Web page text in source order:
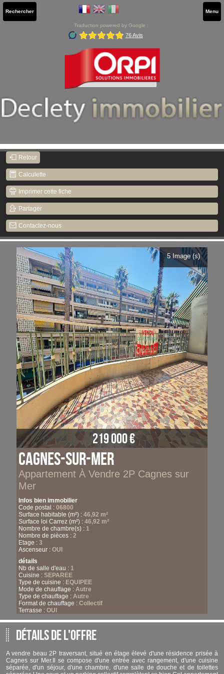
Traduction powered by Google :
Menu
Rechercher
Retour
Calculette
Imprimer cette fiche
Partager
Contactez-nous
5 Image (s)
219 000 €
Cagnes-sur-Mer
Appartement À Vendre 2P Cagnes sur
Mer
Infos bien immobilier
Code postal :06800
Surface habitable (m²) :46,92 m²
Surface loi Carrez (m²) :46,92 m²
Nombre de chambre(s) : 1
Nombre de pièces :2
Etage :3
Ascenseur :OUI
détails
Nb de salle d'eau : 1
Cuisine :SEPAREE
Type de cuisine : EQUIPEE
Mode de chauffage :Autre
Type de chauffage :Autre
Format de chauffage :Collectif
Terrasse :OUI
Année de construction :1975
Informations de copropriété
nombre de lots :43
Infos Financières
Prix de vente honoraires TTC inclus :219 000 €
Détails de l'offre
A vendre beau 2P traversant, situé en étage élevé d'une résidence prisée à
Cagnes sur Mer.Il se compose d'une entrée avec rangement, d'une cuisine
séparée, d'un séjour, d'une chambre, d'une salle de douche et de toilettes